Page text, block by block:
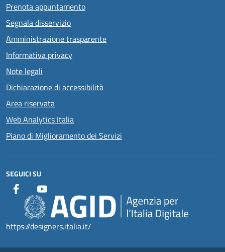
Prenota appuntamento
Segnala disservizio
Amministrazione trasparente
Informativa privacy
Note legali
Dichiarazione di accessibilità
Area riservata
Web Analytics Italia
Piano di Miglioramento dei Servizi
SEGUICI SU
https://designers.italia.it/